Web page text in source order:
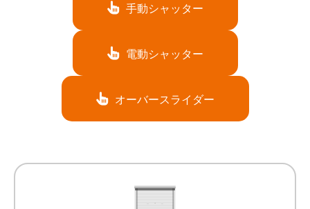
手動シャッター
電動シャッター
オーバースライダー